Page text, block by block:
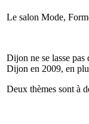
Le salon Mode,
Dijon ne se lasse
Dijon en 2009, en
Deux thèmes sont à